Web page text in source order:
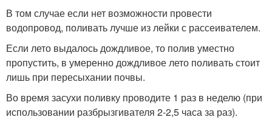
В том случае если нет возможности провести
водопровод, поливать лучше из лейки с рассеивателем.
Если лето выдалось дождливое, то полив уместно
пропустить, в умеренно дождливое лето поливать стоит
лишь при пересыхании почвы.
Во время засухи поливку проводите 1 раз в неделю (при
использовании разбрызгивателя 2-2,5 часа за раз).